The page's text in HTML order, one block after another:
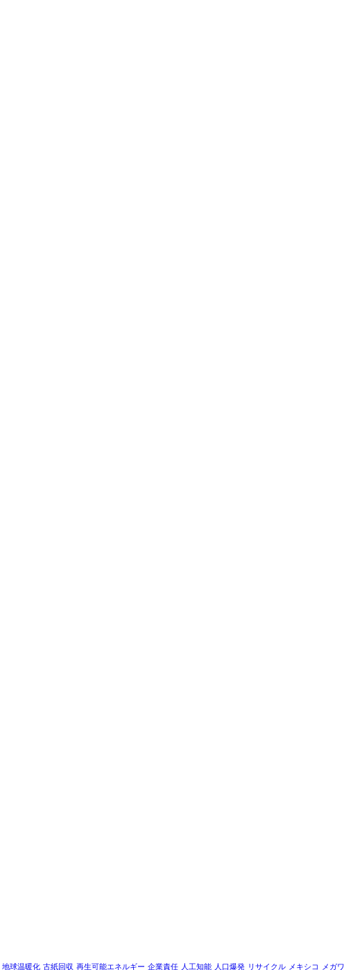
地球温暖化 古紙回収 再生可能エネルギー 企業責任 人工知能 人口爆発 リサイクル メキシコ メガワ